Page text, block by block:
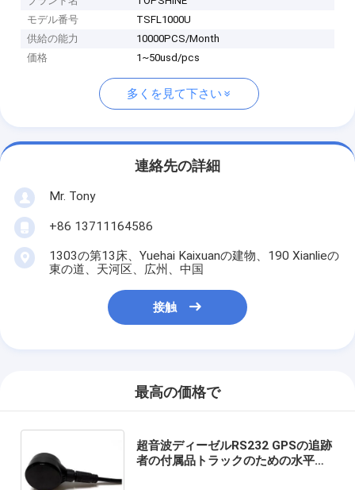
モデル番号
TSFL1000U
供給の能力
10000PCS/Month
価格
1~50usd/pcs
多くを見て下さい
連絡先の詳細
Mr. Tony
+86 13711164586
1303の第13床、Yuehai Kaixuanの建物、190 Xianlieの
東の道、天河区、広州、中国
接触
最高の価格で
超音波ディーゼルRS232 GPSの追跡
者の付属品トラックのための水平な